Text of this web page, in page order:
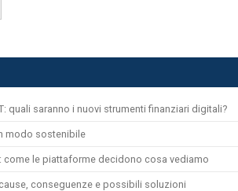
quali saranno i nuovi strumenti finanziari digitali?
modo sostenibile
come le piattaforme decidono cosa vediamo
conseguenze e possibili soluzioni